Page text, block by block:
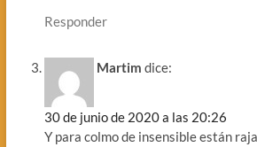
Responder
Martim dice:
30 de junio de 2020 a las 20:26
Y para colmo de insensible están